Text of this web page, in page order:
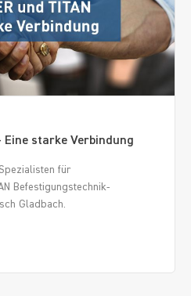
Eine starke Verbindung
für
Befestigungstechnik-
Gladbach.